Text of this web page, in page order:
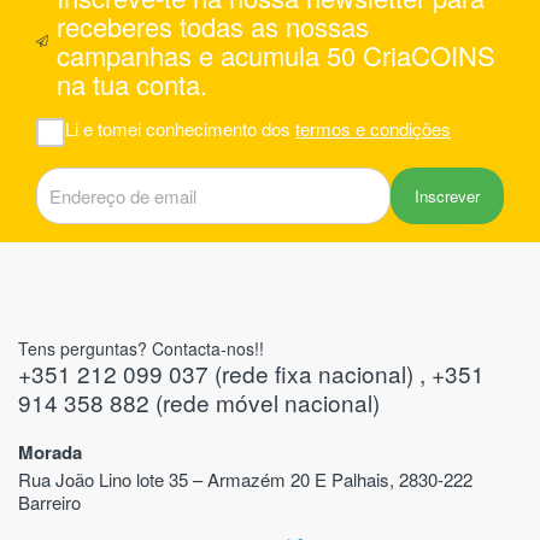
enviadas para o piso -3 estavam com
menor qualidade, com falhas na cor
(manchas brancas ou riscos/lascas na
cor). Acho que as do piso -3 não deviam
ter sido enviadas assim e devia haver
um maior controlo na qualidade antes do
envio para o cliente.
receberes todas as nossas
campanhas e acumula 50 CriaCOINS
na tua conta.
Li e tomei conhecimento dos termos e condições
Inscrever
Tens perguntas? Contacta-nos!!
+351 212 099 037 (rede fixa nacional) , +351
914 358 882 (rede móvel nacional)
Morada
Rua João Lino lote 35 – Armazém 20 E Palhais, 2830-222
Barreiro